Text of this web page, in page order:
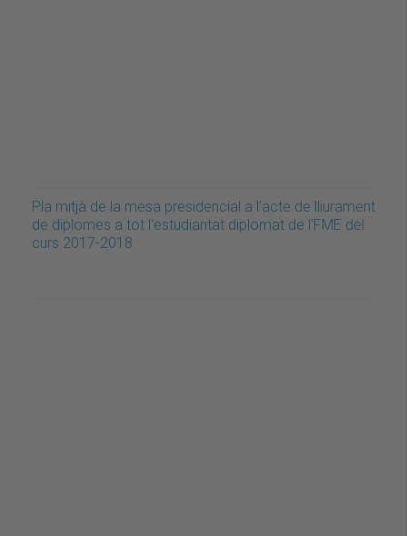
Pla mitjà de la mesa presidencial a l'acte de lliurament
de diplomes a tot l'estudiantat diplomat de l'FME del
curs 2017-2018